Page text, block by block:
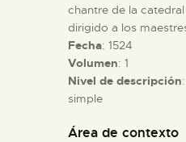
EL MUSEO
COLECCIONES
DIDÁCTICA
chantre de la
dirigido a los
Fecha: 1524
Volumen: 1
Nivel de descripción
simple
Área de contexto